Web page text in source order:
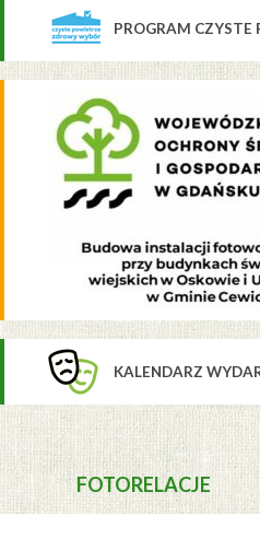
PROGRAM CZYSTE
KALENDARZ
FOTORELACJE